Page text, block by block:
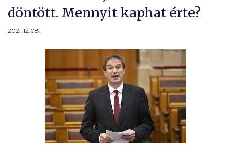
döntött. Mennyit kaphat érte?
2021.12.08.